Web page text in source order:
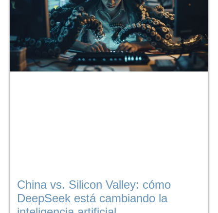
China vs. Silicon Valley: cómo
DeepSeek está cambiando la